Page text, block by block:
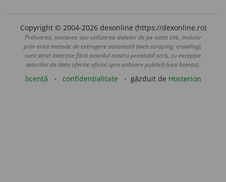
Copyright © 2004-2026 dexonline (https://dexonline.ro)
Preluarea, stocarea sau utilizarea datelor de pe acest site, inclusiv
prin orice metode de extragere automată (web scraping, crawling),
sunt strict interzise fără acordul nostru prealabil scris, cu excepția
seturilor de date oferite oficial spre utilizare publică (vezi licența).
licență confidențialitate găzduit de Hosterion